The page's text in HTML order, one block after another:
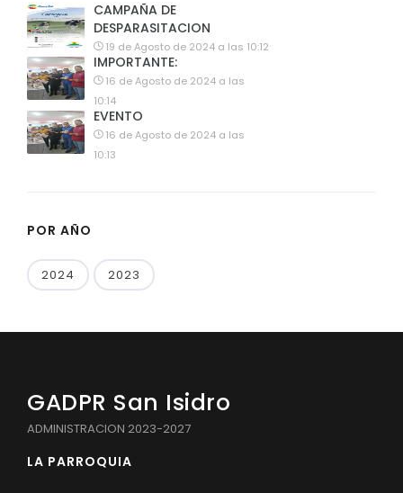
CAMPAÑA DE
DESPARASITACION
19 de Agosto de 2024 a las 10:12
IMPORTANTE:
16 de Agosto de 2024 a las
10:14
EVENTO
16 de Agosto de 2024 a las
10:13
POR AÑO
2024 2023
GADPR San Isidro
ADMINISTRACION 2023-2027
LA PARROQUIA